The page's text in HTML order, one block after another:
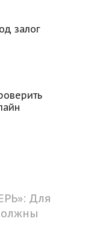
залог
Для